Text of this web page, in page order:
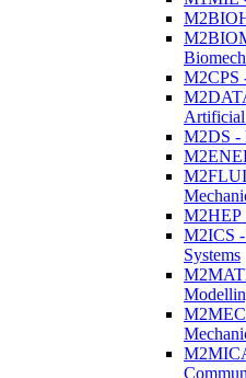
M2CPS
Artificial
M2DS -
M2HEP
M2ICS
Systems